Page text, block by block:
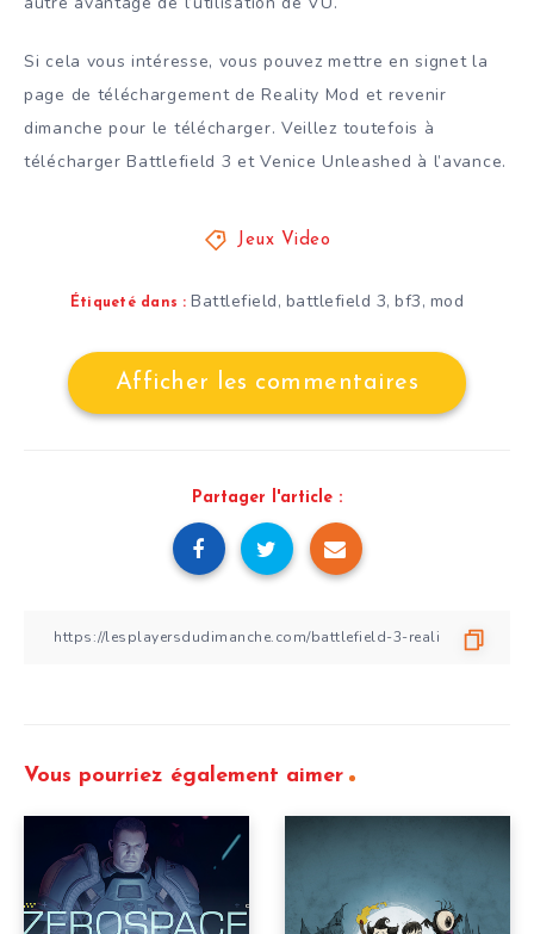
Si cela vous intéresse, vous pouvez mettre en signet la
page de téléchargement de Reality Mod et revenir
dimanche pour le télécharger. Veillez toutefois à
télécharger Battlefield 3 et Venice Unleashed à l’avance.
Jeux Video
Étiqueté dans : Battlefield, battlefield 3,bf3, mod
Afficher les commentaires
Partager l'article :
Vous pourriez également aimer